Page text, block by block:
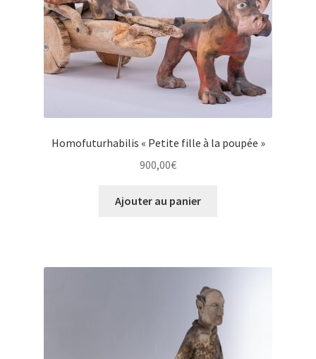
Homofuturhabilis « Petite fille à la poupée »
900,00€
Ajouter au panier